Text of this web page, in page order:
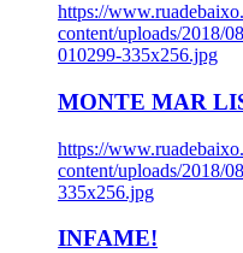
https://
content/uploads/2018/
010299-335x256.jpg
MONTE MAR
https://
content/uploads/2018/
335x256.jpg
INFAME!